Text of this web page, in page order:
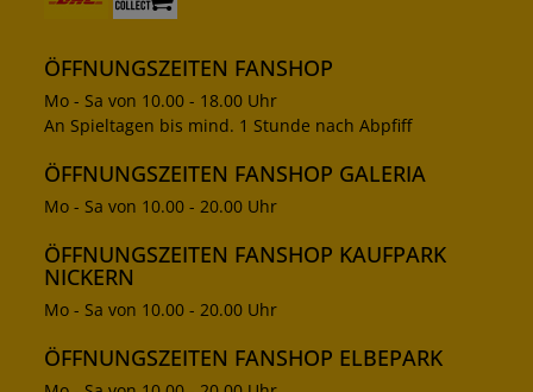
ÖFFNUNGSZEITEN FANSHOP
Mo - Sa von 10.00 - 18.00 Uhr
An Spieltagen bis mind. 1 Stunde nach Abpfiff
ÖFFNUNGSZEITEN FANSHOP GALERIA
Mo - Sa von 10.00 - 20.00 Uhr
ÖFFNUNGSZEITEN FANSHOP KAUFPARK
NICKERN
Mo - Sa von 10.00 - 20.00 Uhr
ÖFFNUNGSZEITEN FANSHOP ELBEPARK